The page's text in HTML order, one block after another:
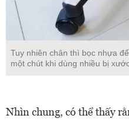
Tuy nhiên chân thì bọc nhựa
một chút khi dùng nhiều bị
Nhìn chung, có thể thấy